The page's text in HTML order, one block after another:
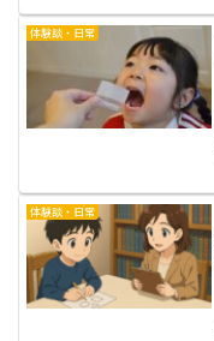
体験談・日常
体験談・日常